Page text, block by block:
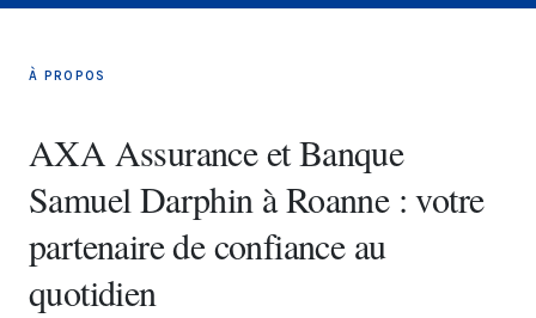
À PROPOS
AXA Assurance et Banque
Samuel Darphin à Roanne : votre
partenaire de confiance au
quotidien